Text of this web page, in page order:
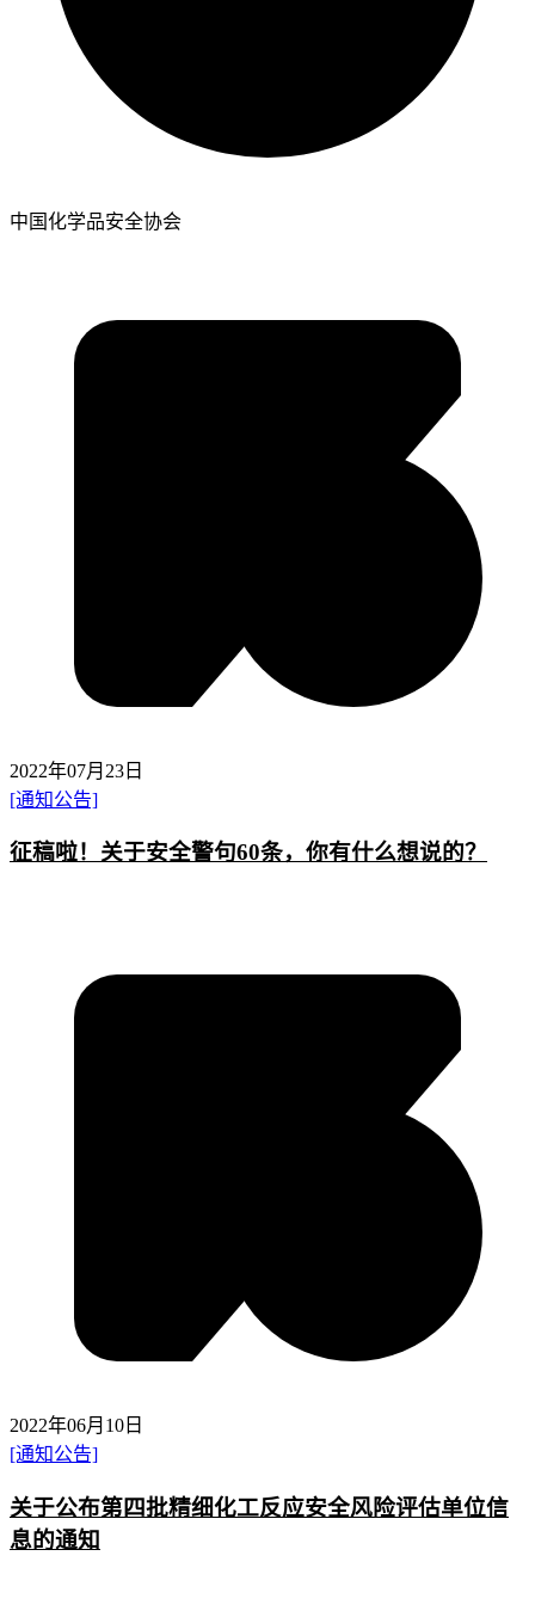
中国化学品安全协会
2022年07月23日
[通知公告]
征稿啦！关于安全警句60条，你有什么想说的？
2022年06月10日
[通知公告]
关于公布第四批精细化工反应安全风险评估单位信
息的通知